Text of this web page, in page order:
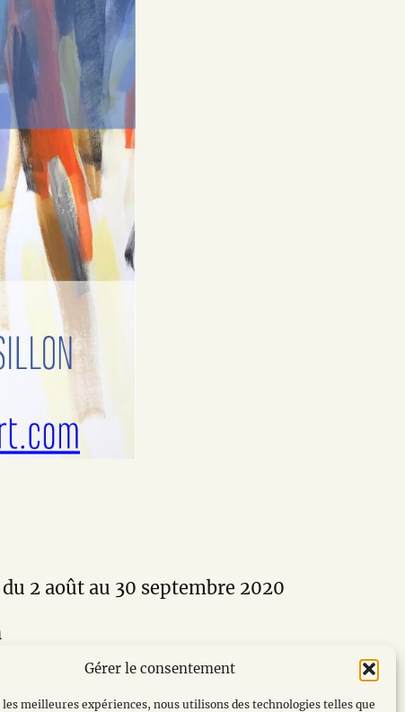
Gérer le consentement
meilleures expériences, nous utilisons des technologies telles que
2 août au 30 septembre 2020
à 22 heures